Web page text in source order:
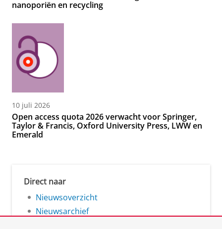
nanoporiën en recycling
10 juli 2026
Open access quota 2026 verwacht voor Springer,
Taylor & Francis, Oxford University Press, LWW en
Emerald
Direct naar
Nieuwsoverzicht
Nieuwsarchief